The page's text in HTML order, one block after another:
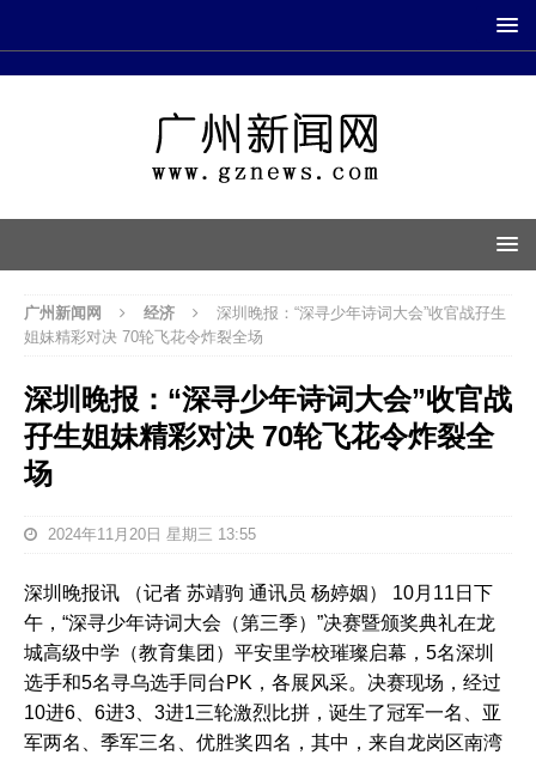
广州新闻网 经济
深圳晚报：“深寻少年诗词大会”收官战孖生
姐妹精彩对决 70轮飞花令炸裂全场
深圳晚报：“深寻少年诗词大会”收官战
孖生姐妹精彩对决 70轮飞花令炸裂全
场
2024年11月20日 星期三 13:55
深圳晚报讯 （记者 苏靖驹 通讯员 杨婷姻） 10月11日下
午，“深寻少年诗词大会（第三季）”决赛暨颁奖典礼在龙
城高级中学（教育集团）平安里学校璀璨启幕，5名深圳
选手和5名寻乌选手同台PK，各展风采。决赛现场，经过
10进6、6进3、3进1三轮激烈比拼，诞生了冠军一名、亚
军两名、季军三名、优胜奖四名，其中，来自龙岗区南湾